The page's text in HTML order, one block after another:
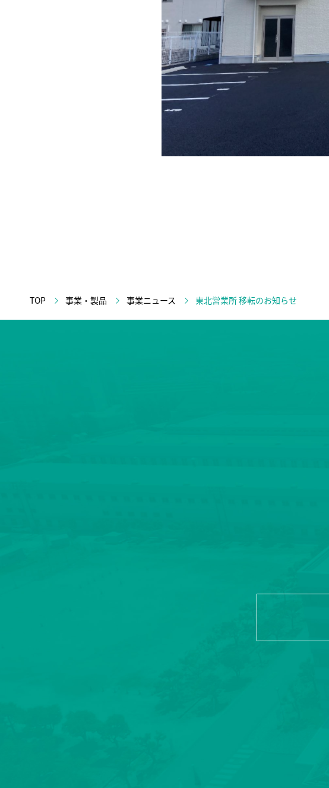
TOP 事業・製品 事業ニュース 東北営業所 移転のお知らせ